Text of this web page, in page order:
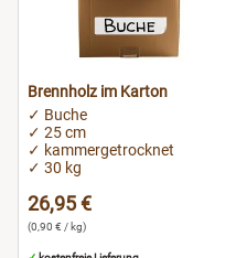
Brennholz im Karton
✓ Buche
✓ 25 cm
✓ kammergetrocknet
✓ 30 kg
26,95 €
(0,90 € / kg)
Halle
Hallstadt
Hamburg